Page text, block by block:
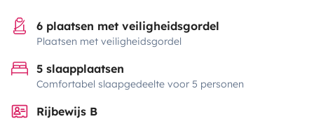
6 plaatsen met veiligheidsgordel
Plaatsen met veiligheidsgordel
5 slaapplaatsen
Comfortabel slaapgedeelte voor 5 personen
Rijbewijs B